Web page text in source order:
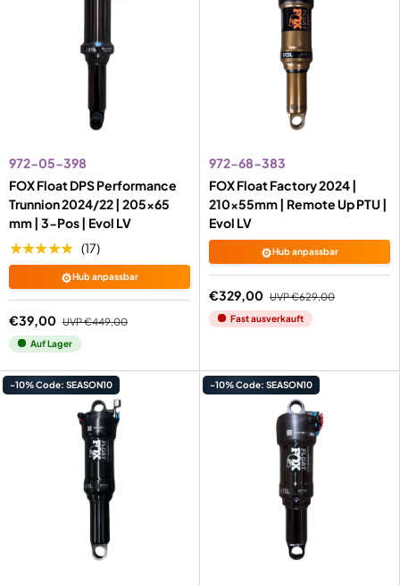
972-05-398
FOX Float DPS Performance
Trunnion 2024/22 | 205x65
mm | 3-Pos | Evol LV
★★★★★ (17)
⚙️Hub anpassbar
€39,00 UVP€449,00
Auf Lager
972-68-383
FOX Float Factory 2024 |
210x55mm | Remote Up PTU |
Evol LV
⚙️Hub anpassbar
€329,00 UVP€629,00
Fast ausverkauft
-10% Code: SEASON10 -10% Code: SEASON10